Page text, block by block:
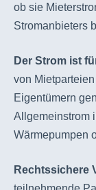
ob sie
Stromanbieters
Der Strom ist
von
Eigentümern
Allgemeinstrom
Wärmepumpen
Rechtssichere